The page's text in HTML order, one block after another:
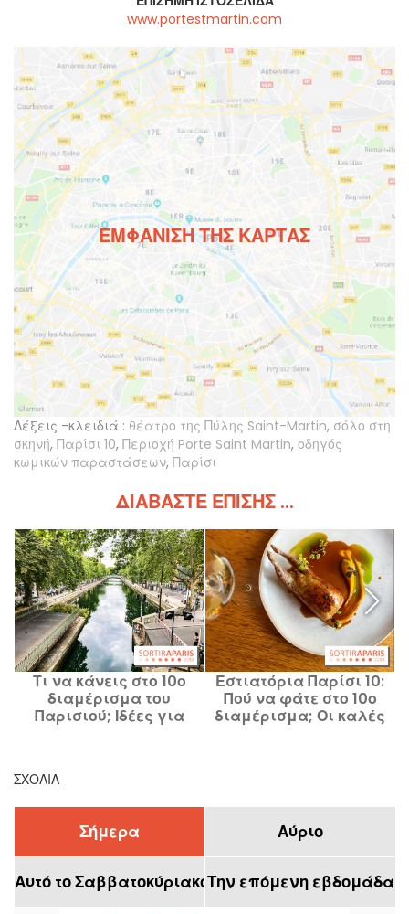
www.portestmartin.com
ΕΜΦΆΝΙΣΗ ΤΗΣ ΚΆΡΤΑΣ
Λέξεις -κλειδιά : θέατρο της Πύλης Saint-Martin, σόλο στη
σκηνή, Παρίσι 10, Περιοχή Porte Saint Martin, οδηγός
κωμικών παραστάσεων, Παρίσι
ΔΙΑΒΆΣΤΕ ΕΠΊΣΗΣ ...
Τι να κάνεις στο 10ο
διαμέρισμα του
Παρισιού; Ιδέες για
Εστιατόρια Παρίσι 10:
Πού να φάτε στο 10ο
διαμέρισμα; Οι καλές
ΣΧΌΛΙΑ
Σήμερα Αύριο
Αυτό το ΣαββατοκύριακοΤην επόμενη εβδομάδα